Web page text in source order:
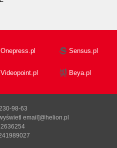
Onepress.pl Sensus.pl
Videopoint.pl Beya.pl
98-63
email]@helion.pl